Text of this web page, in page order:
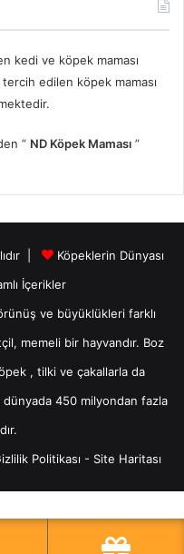
kedi ve köpek maması
edilen köpek maması
” ND Köpek Maması ”
|
Köpeklerin Dünyası
İçerikler
ve büyüklükleri farklı
memeli bir hayvandır. Boz
, tilki ve çakallarla da
dünyada 450 milyondan fazla
Politikası - Site Haritası